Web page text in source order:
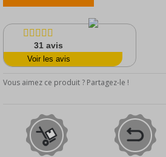
31avis
Voir les avis
Vous aimez ce produit ? Partagez-le !